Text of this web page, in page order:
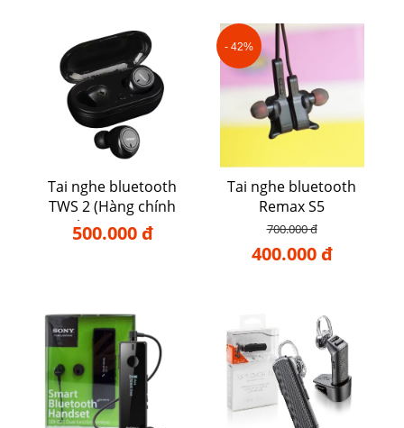
Tai nghe bluetooth
TWS 2 (Hàng chính
hãng TWS)
500.000 đ
- 42%
Tai nghe bluetooth
Remax S5
700.000 đ
400.000 đ